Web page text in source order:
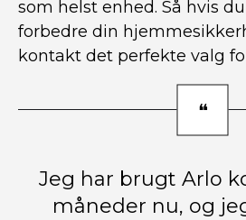
som helst enhed. Så hvis
forbedre din
kontakt det perfekte valg
Jeg har brugt Arlo
måneder nu, og